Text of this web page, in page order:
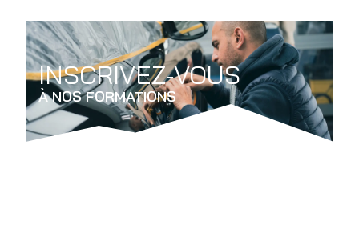
INSCRIVEZ-VOUS
À NOS FORMATIONS